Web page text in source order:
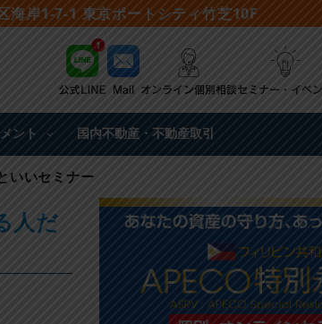
海岸1-7-1 東京ポートシティ竹芝10F
ント 国内不動産・不動産取引
いいセミナー
人だ